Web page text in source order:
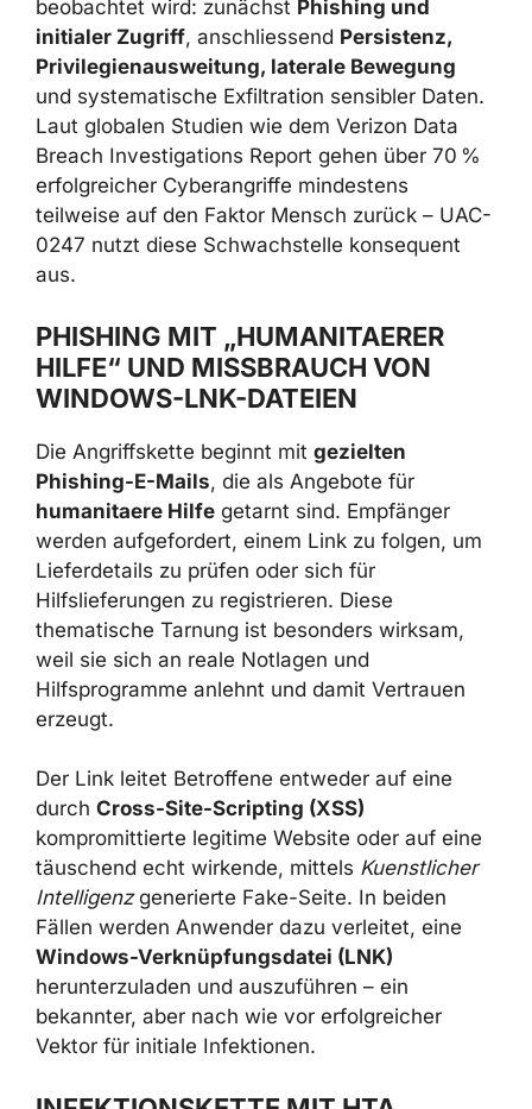
und initialer Zugriff , anschliessend
Persistenz, Privilegienausweitung, laterale
Bewegungund systematische Exfiltration
sensibler Daten. Laut globalen Studien wie
dem Verizon Data Breach Investigations
Report gehen über 70 % erfolgreicher
Cyberangriffe mindestens teilweise auf den
Faktor Mensch zurück – UAC-0247 nutzt
diese Schwachstelle konsequent aus.
HILFE“ UND MISSBRAUCH VON
WINDOWS-LNK-DATEIEN
Phishing-E-Mails, die als Angebote für
humanitaere Hilfe getarnt sind. Empfänger
werden aufgefordert, einem Link zu folgen,
um Lieferdetails zu prüfen oder sich für
Hilfslieferungen zu registrieren. Diese
thematische Tarnung ist besonders wirksam,
weil sie sich an reale Notlagen und
Hilfsprogramme anlehnt und damit Vertrauen
erzeugt.
durch Cross-Site-Scripting (XSS)
kompromittierte legitime Website oder auf
eine täuschend echt wirkende, mittels
Kuenstlicher Intelligenzgenerierte Fake-Seite.
In beiden Fällen werden Anwender dazu
verleitet, eine Windows-Verknüpfungsdatei
(LNK)herunterzuladen und auszuführen – ein
bekannter, aber nach wie vor erfolgreicher
Vektor für initiale Infektionen.